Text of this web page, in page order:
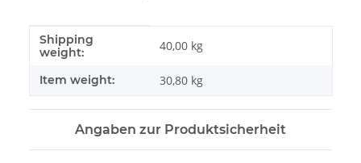
#productDetails.itemInformation#
#productDetails.itemValue#
Shipping
weight:
40,00 kg
Item weight: 30,80 kg
Angaben zur Produktsicherheit